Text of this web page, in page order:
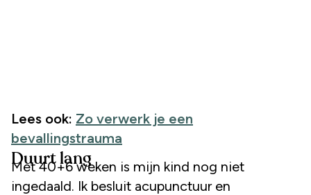
Lees ook: Zo verwerk je een
bevallingstrauma
Duurt lang
Met 40+6 weken is mijn kind nog niet
ingedaald. Ik besluit acupunctuur en